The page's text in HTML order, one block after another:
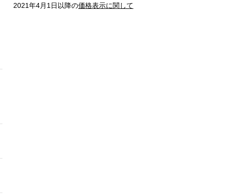
2021年4月1日以降の価格表示に関して